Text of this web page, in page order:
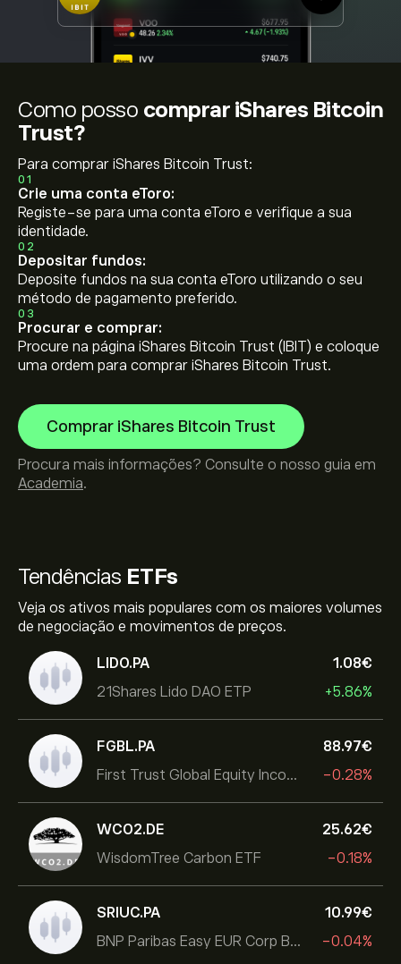
Tendências ETFs
Veja os ativos mais populares com os maiores volumes
de negociação e movimentos de preços.
LIDO.PA
21Shares Lido DAO ETP
1.08‎€‎
+5.86%
FGBL.PA
First Trust Global Equity Income UCITS ETF
88.97‎€‎
-0.28%
WCO2.DE
WisdomTree Carbon ETF
25.62‎€‎
-0.18%
SRIUC.PA
BNP Paribas Easy EUR Corp Bond SRI Fossil Free Ult
10.99‎€‎
-0.04%
Como posso comprar iShares Bitcoin
Trust?
Para comprar iShares Bitcoin Trust:
01
Crie uma conta eToro:
Registe-se para uma conta eToro e verifique a sua
identidade.
02
Depositar fundos:
Deposite fundos na sua conta eToro utilizando o seu
método de pagamento preferido.
03
Procurar e comprar:
Procure na página iShares Bitcoin Trust (IBIT) e coloque
uma ordem para comprar iShares Bitcoin Trust.
Comprar iShares Bitcoin Trust
Procura mais informações? Consulte o nosso guia em
Academia.